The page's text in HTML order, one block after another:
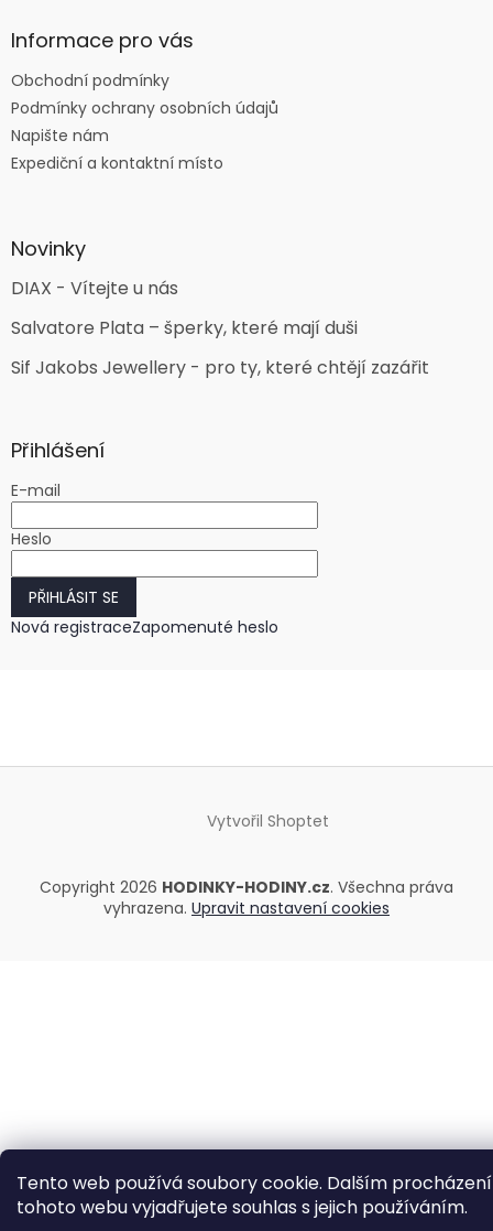
Tento web používá soubory cookie. Dalším
tohoto webu vyjadřujete souhlas s jejich používáním.
Informace pro vás
Obchodní podmínky
Podmínky ochrany osobních údajů
Napište nám
Expediční a kontaktní místo
Novinky
DIAX - Vítejte u nás
Salvatore Plata – šperky, které mají duši
Sif Jakobs Jewellery - pro ty, které chtějí zazářit
Přihlášení
E-mail
Heslo
PŘIHLÁSIT SE
Nová registraceZapomenuté heslo
Vytvořil Shoptet
Copyright 2026 HODINKY-HODINY.cz. Všechna práva
vyhrazena. Upravit nastavení cookies